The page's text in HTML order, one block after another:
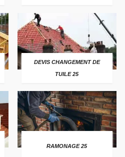
DEVIS CHANGEMENT DE
TUILE 25
RAMONAGE 25